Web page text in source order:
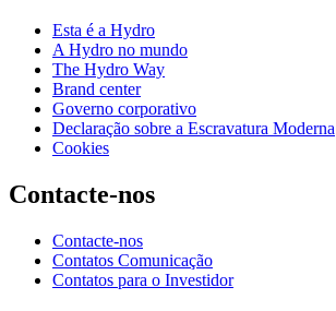
Esta é a Hydro
A Hydro no mundo
The Hydro Way
Brand center
Governo corporativo
Declaração sobre a Escravatura Moderna
Cookies
Contacte-nos
Contacte-nos
Contatos Comunicação
Contatos para o Investidor